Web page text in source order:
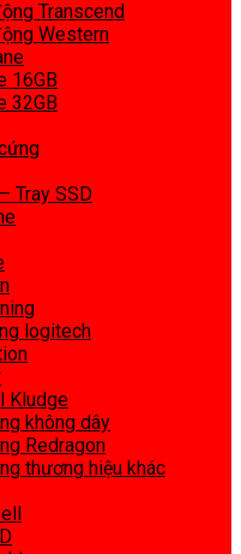
Transcend
Western
16GB
32GB
Tray SSD
logitech
Kludge
không dây
Redragon
thương hiệu khác